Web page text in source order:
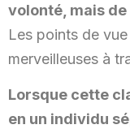
volonté, mais
Les points de
merveilleuses à
Lorsque cette
en un individu